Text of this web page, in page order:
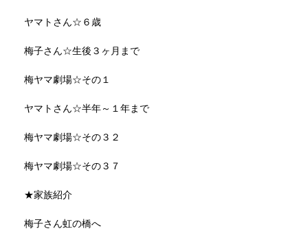
ヤマトさん☆６歳
梅子さん☆生後３ヶ月まで
梅ヤマ劇場☆その１
ヤマトさん☆半年～１年まで
梅ヤマ劇場☆その３２
梅ヤマ劇場☆その３７
★家族紹介
梅子さん虹の橋へ